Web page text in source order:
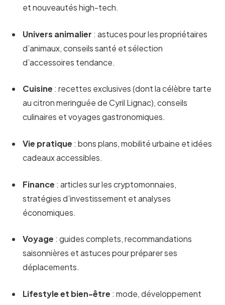
et nouveautés high-tech.
Univers animalier : astuces pour les propriétaires
d’animaux, conseils santé et sélection
d’accessoires tendance.
Cuisine : recettes exclusives (dont la célèbre tarte
au citron meringuée de Cyril Lignac), conseils
culinaires et voyages gastronomiques.
Vie pratique : bons plans, mobilité urbaine et idées
cadeaux accessibles.
Finance : articles sur les cryptomonnaies,
stratégies d’investissement et analyses
économiques.
Voyage : guides complets, recommandations
saisonnières et astuces pour préparer ses
déplacements.
Lifestyle et bien-être : mode, développement